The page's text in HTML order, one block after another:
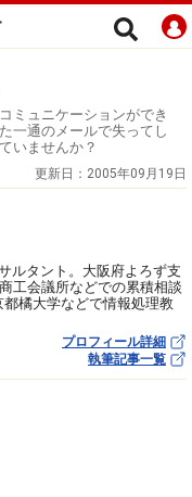
ミュニケーションができ
一通のメールで失ってし
いませんか？
更新日： 2005年09月19日
ルタント。大阪府よろず支
工会議所などでの累積相談
橘大学などで情報処理教
プロフィール詳細
執筆記事一覧